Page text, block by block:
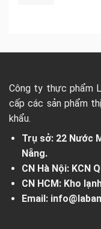
Công ty thực phẩm
cấp các sản phẩm
khẩu.
Trụ sở: 22 Nước
Nẵng.
CN Hà Nội: KCN
CN HCM: Kho
Email: